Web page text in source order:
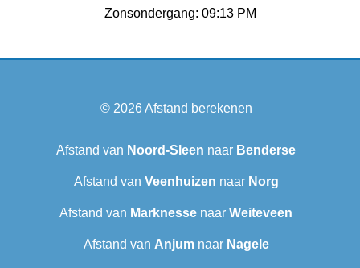
Zonsondergang: 09:13 PM
© 2026Afstand berekenen
Afstand van Noord-Sleen naar Benderse
Afstand van Veenhuizen naar Norg
Afstand van Marknesse naar Weiteveen
Afstand van Anjumnaar Nagele